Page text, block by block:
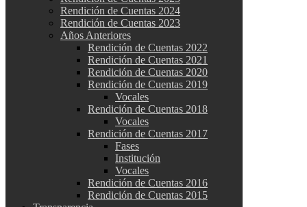
Rendición de Cuentas 2024
Rendición de Cuentas 2023
Años Anteriores
Rendición de Cuentas 2022
Rendición de Cuentas 2021
Rendición de Cuentas 2020
Rendición de Cuentas 2019
Vocales
Rendición de Cuentas 2018
Vocales
Rendición de Cuentas 2017
Fases
Institución
Vocales
Rendición de Cuentas 2016
Rendición de Cuentas 2015